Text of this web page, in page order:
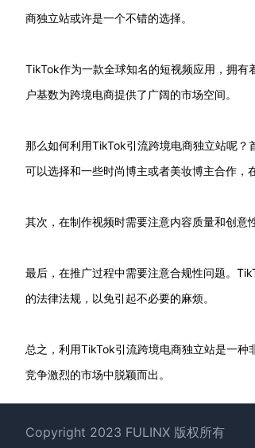
商独立站或许是一个不错的选择。
TikTok作为一款全球知名的短视频应用，拥
户基数为跨境电商提供了广阔的市场空间。
那么如何利用TikTok引流跨境电商独立站呢？
可以选择和一些时尚博主或者美妆博主合作，
其次，在制作视频时需要注意内容质量和创意
最后，在推广过程中需要注意合规性问题。
的法律法规，以免引起不必要的麻烦。
总之，利用TikTok引流跨境电商独立站是一
竞争激烈的市场中脱颖而出。
Copyright 2023 FULINX 版权所有